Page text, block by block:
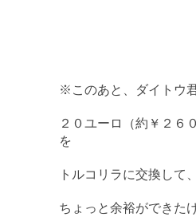
※このあと、ダイトウ
２０ユーロ（約￥２６
を
トルコリラに交換して、
ちょっと余裕ができたけ